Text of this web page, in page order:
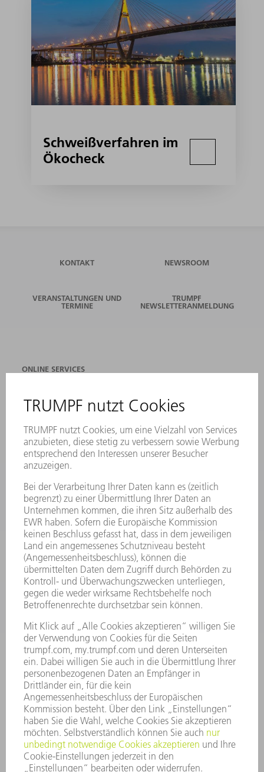
Schweißverfahren im
Ökocheck
KONTAKT NEWSROOM
VERANSTALTUNGEN UND
TERMINE
TRUMPF
NEWSLETTERANMELDUNG
ONLINE SERVICES
STANDORTE
NEWSLETTER-ANMELDUNG
MYTRUMPF
SICHERHEITSDATENBLÄTTER
PRODUKTE
LASER
LEISTUNGSELEKTRONIK
ELEKTROWERKZEUGE
SMART FACTORY
SOFTWARE
SERVICES
ANWENDUNGEN
BRANCHEN
UNTERNEHMEN
KARRIERE
STELLENANGEBOTE
VORSTAND
GESCHÄFTSBERICHT
UNTERNEHMENSGRUNDSÄTZE
COMPLIANCE
HINWEISGEBERSYSTEM
SECURITY
PRESSEMITTEILUNGEN
MAGAZINE
LIEFERANTEN
NACHHALTIGKEIT
UMWELT & KLIMA
SOZIALES & GESELLSCHAFT